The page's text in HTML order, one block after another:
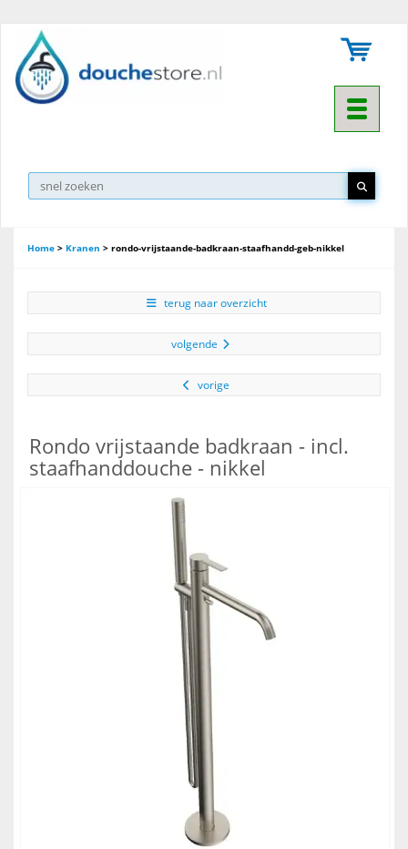
Toggle
Home > Kranen > rondo-vrijstaande-badkraan-staafhandd-geb-nikkel
terug naar overzicht
volgende
vorige
Rondo vrijstaande badkraan - incl.
staafhanddouche - nikkel